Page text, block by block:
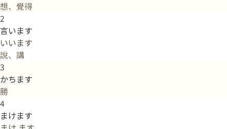
想、覺得
2
言います
いいます
說、講
3
かちます
勝
4
まけます